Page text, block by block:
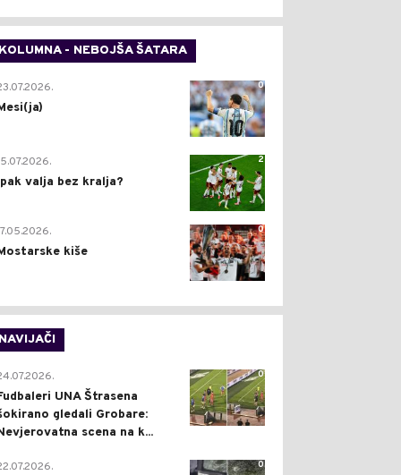
KOLUMNA - NEBOJŠA ŠATARA
0
2
valja bez kralja?
0
kiše
NAVIJAČI
0
UNA Štrasena
gledali Grobare:
scena na k...
0